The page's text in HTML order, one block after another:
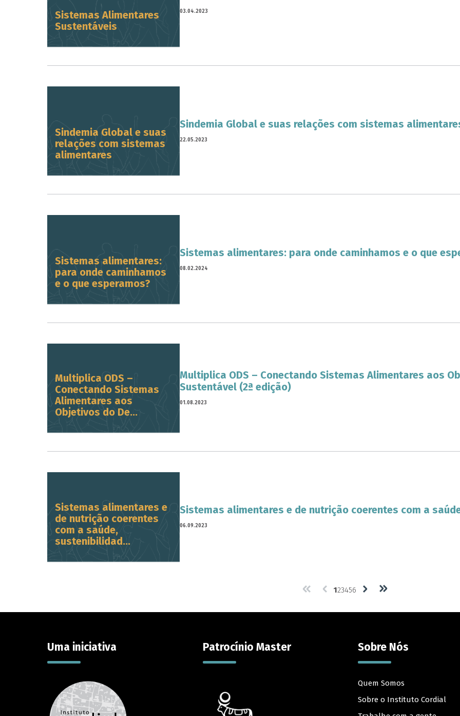
Sistemas Alimentares
Sustentáveis
03.04.2023
Sindemia Global e suas
relações com sistemas
alimentares
Sindemia Global e suas relações com sistemas
22.05.2023
Sistemas alimentares:
para onde caminhamos
e o que esperamos?
Sistemas alimentares: para onde caminhamos e o que
08.02.2024
Multiplica ODS –
Conectando Sistemas
Alimentares aos
Objetivos do De...
Multiplica ODS – Conectando Sistemas Alimentares aos
Sustentável (2ª edição)
01.08.2023
Sistemas alimentares e
de nutrição coerentes
com a saúde,
sustenibilidad...
Sistemas alimentares e de nutrição coerentes com a
06.09.2023
123456
Uma iniciativa Patrocínio Master Sobre Nós
Quem Somos
Sobre o Instituto Cordial